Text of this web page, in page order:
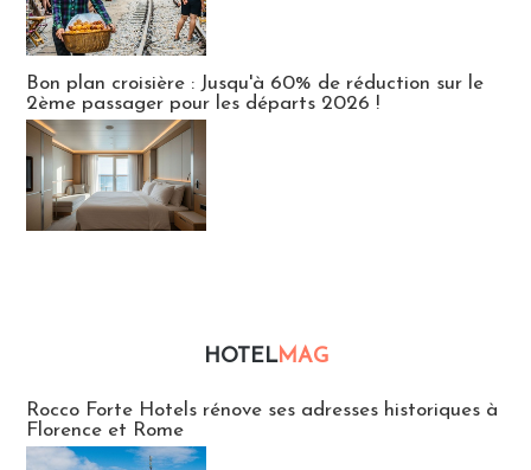
Bon plan croisière : Jusqu'à 60% de réduction sur le
2ème passager pour les départs 2026 !
HOTELMAG
Rocco Forte Hotels rénove ses adresses historiques à
Florence et Rome